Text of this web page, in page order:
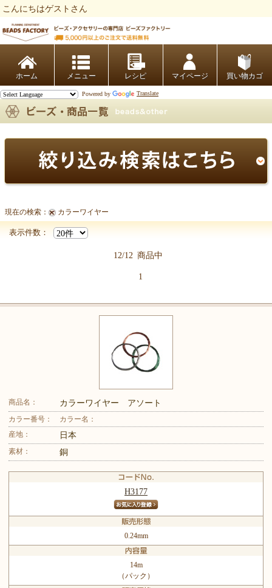
こんにちはゲストさん
ホーム レシピ マイページ 買い物カゴ
Powered by Translate
【副資材商品一覧】
現在の検索： カラーワイヤー
表示件数：
12/12 商品中
1
商品名： カラーワイヤー アソート
カラー番号：
カラー名：
産地：
日本
素材： 銅
H3177
0.24mm
14m
（パック）